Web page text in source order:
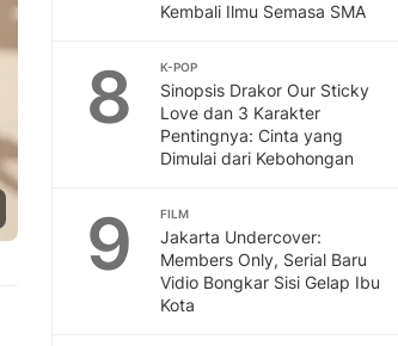
Kembali Ilmu Semasa SMA
8 K-POP
Sinopsis Drakor Our Sticky
Love dan 3 Karakter
Pentingnya: Cinta yang
Dimulai dari Kebohongan
9 FILM
Jakarta Undercover:
Members Only, Serial Baru
Vidio Bongkar Sisi Gelap Ibu
Kota